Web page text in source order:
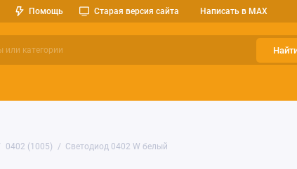
Помощь Старая версия сайта Написать в MAX
0402 (1005) Светодиод 0402 W белый